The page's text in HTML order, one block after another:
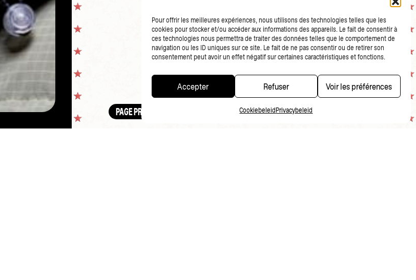
Pour offrir les meilleures expériences, nous utilisons des technologies telles que les
cookies pour stocker et/ou accéder aux informations des appareils. Le fait de consentir à
ces technologies nous permettra de traiter des données telles que le comportement de
navigation ou les ID uniques sur ce site. Le fait de ne pas consentir ou de retirer son
consentement peut avoir un effet négatif sur certaines caractéristiques et fonctions.
Accepter Refuser Voir les préférences
Cookiebeleid Privacybeleid
PAGE PRÉCÉDENTE